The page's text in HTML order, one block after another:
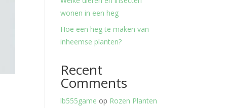
wonen in een heg
Hoe een heg te maken van
inheemse planten?
Recent
Comments
lb555game op Rozen Planten